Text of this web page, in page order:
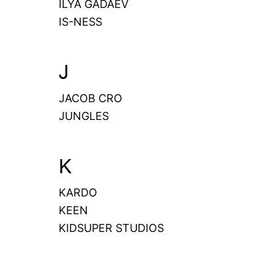
ILYA GADAEV
IS-NESS
J
JACOB CRO
JUNGLES
K
KARDO
KEEN
KIDSUPER STUDIOS